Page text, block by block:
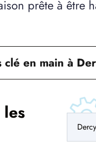
prête à être
clé en main à